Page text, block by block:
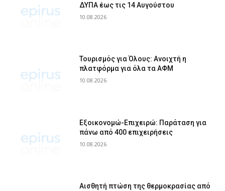
ΔΥΠΑ έως τις 14 Αυγούστου
10.08.2026
Τουρισμός για Όλους: Ανοιχτή η
πλατφόρμα για όλα τα ΑΦΜ
10.08.2026
Εξοικονομώ-Επιχειρώ: Παράταση για
πάνω από 400 επιχειρήσεις
10.08.2026
Αισθητή πτώση της θερμοκρασίας από